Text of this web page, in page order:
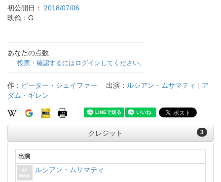
初公開日： 2018/07/06
映倫：G
あなたの点数
投票・確認するにはログインしてください。
作： ピーター・シェイファー 出演： ルシアン・ムサマティ | ア
ダム・ギレン
3
クレジット
出演
ルシアン・ムサマティ